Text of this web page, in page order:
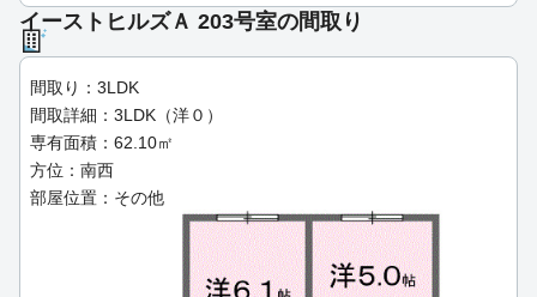
イーストヒルズＡ 203号室の間取り
間取り：3LDK
間取詳細：3LDK（洋０）
専有面積：62.10㎡
方位：南西
部屋位置：その他